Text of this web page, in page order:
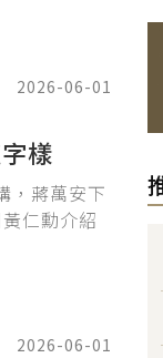
2026-06-01
樣
，蔣萬安下
仁勳介紹
2026-06-01